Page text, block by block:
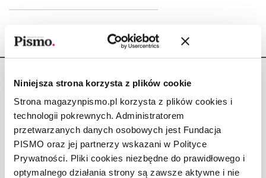
Niniejsza strona korzysta z plików cookie
Strona magazynpismo.pl korzysta z plików cookies i
technologii pokrewnych. Administratorem
przetwarzanych danych osobowych jest Fundacja
PISMO oraz jej partnerzy wskazani w Polityce
Prywatności. Pliki cookies niezbędne do prawidłowego i
optymalnego działania strony są zawsze aktywne i nie
Copyright © Fundacja Pismo